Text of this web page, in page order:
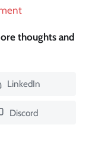
thoughts and
LinkedIn
Discord